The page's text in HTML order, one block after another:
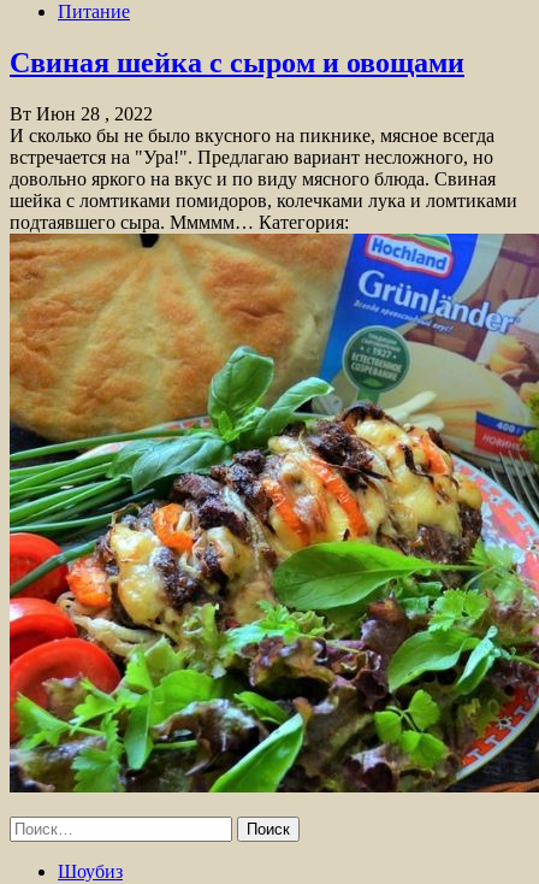
Питание
Свиная шейка с сыром и овощами
Вт Июн 28 , 2022
И сколько бы не было вкусного на пикнике, мясное всегда
встречается на "Ура!". Предлагаю вариант несложного, но
довольно яркого на вкус и по виду мясного блюда. Свиная
шейка с ломтиками помидоров, колечками лука и ломтиками
подтаявшего сыра. Ммммм… Категория:
Найти:
Шоубиз